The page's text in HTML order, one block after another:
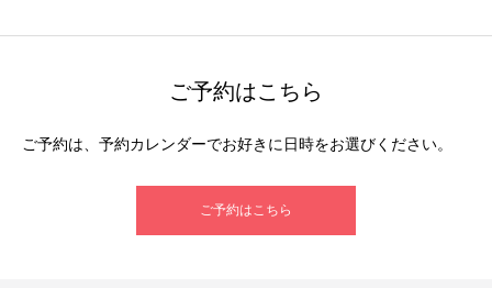
ご予約はこちら
ご予約は、予約カレンダーでお好きに日時をお選びください。
ご予約はこちら